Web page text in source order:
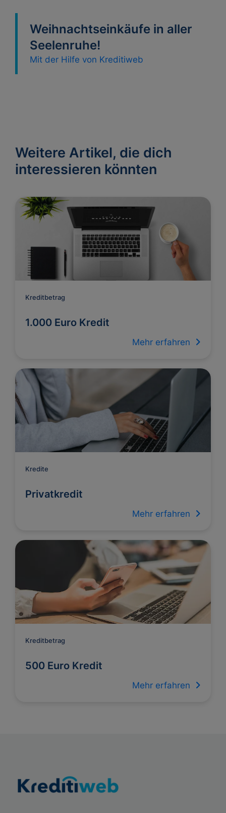
Weihnachtseinkäufe in aller
Seelenruhe!
Mit der Hilfe von Kreditiweb
Weitere Artikel, die dich
interessieren könnten
Kreditbetrag
1.000 Euro Kredit
Mehr erfahren
Kredite
Privatkredit
Mehr erfahren
Kreditbetrag
500 Euro Kredit
Mehr erfahren